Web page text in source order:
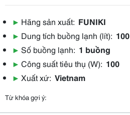
▶ Hãng sản xuất: FUNIKI
▶ Dung tích buồng lạnh (lít): 100
▶ Số buồng lạnh: 1 buồng
▶ Công suất tiêu thụ (W): 100
▶ Xuất xứ: Vietnam
Từ khóa gợi ý: